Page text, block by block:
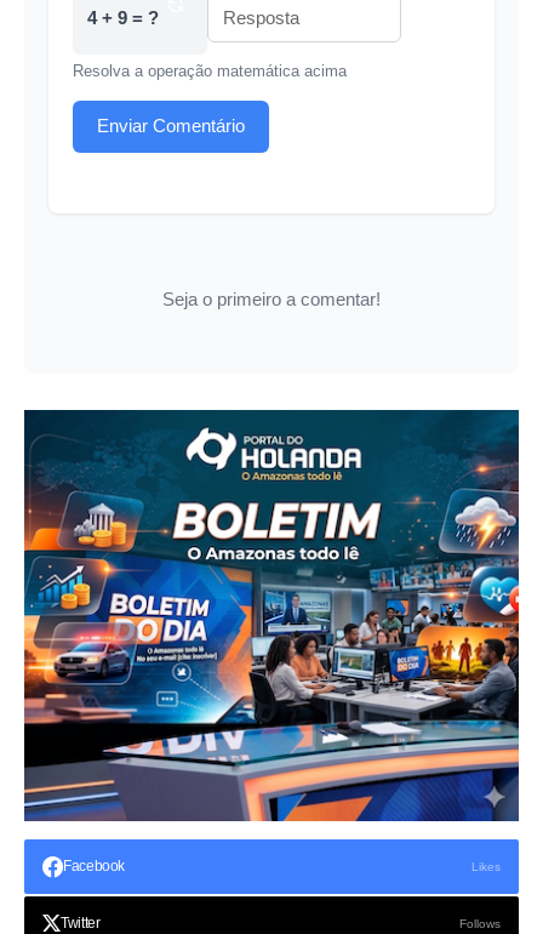
4 + 9 = ?
Resolva a operação matemática acima
Enviar Comentário
Seja o primeiro a comentar!
Facebook Likes
Twitter Follows